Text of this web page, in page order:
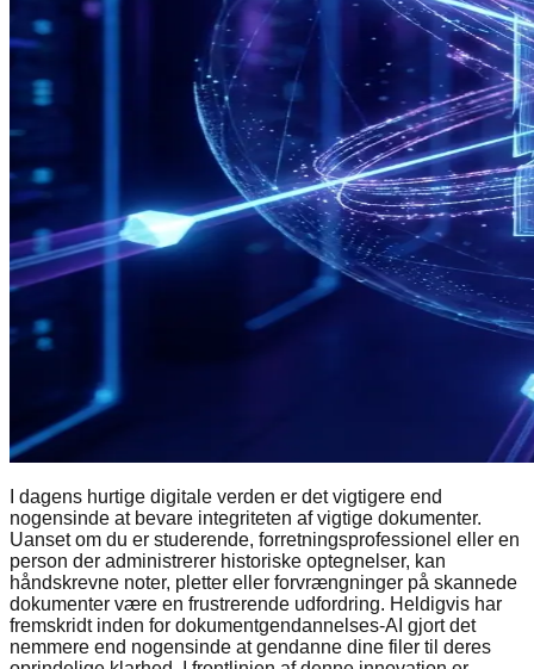
I dagens hurtige digitale verden er det vigtigere end
nogensinde at bevare integriteten af vigtige dokumenter.
Uanset om du er studerende, forretningsprofessionel eller en
person der administrerer historiske optegnelser, kan
håndskrevne noter, pletter eller forvrængninger på skannede
dokumenter være en frustrerende udfordring. Heldigvis har
fremskridt inden for dokumentgendannelses-AI gjort det
nemmere end nogensinde at gendanne dine filer til deres